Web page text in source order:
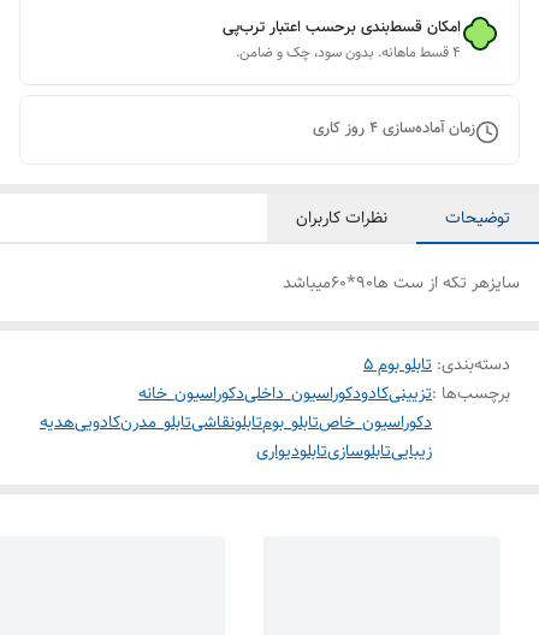
امکان قسط‌بندی برحسب اعتبار ترب‌پی
۴ قسط ماهانه. بدون سود، چک و ضامن.
زمان آماده‌سازی4روز کاری
توضیحات نظرات کاربران
سایزهر تکه از ست ها90*60میباشد
دسته‌بندی: تابلو بوم 5
برچسب‌ها :تزیینیکادودکوراسیون_داخلیدکوراسیون_خانه
دکوراسیون_خاصتابلو_بومتابلونقاشیتابلو_مدرنکادوییهدیه
زیباییتابلوسازیتابلودیواری